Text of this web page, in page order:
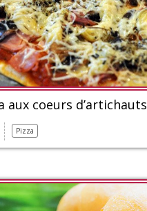
aux coeurs d’artichauts
Pizza